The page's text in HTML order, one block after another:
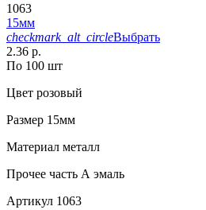
1063
15мм
checkmark_alt_circleВыбрать
2.36 р.
По 100 шт
Цвет розовый
Размер 15мм
Материал металл
Прочее часть А эмаль
Артикул 1063